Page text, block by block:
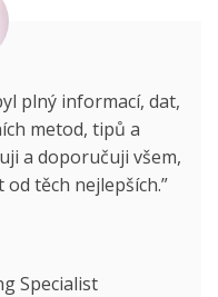
plný informací, dat,
metod, tipů a
a doporučuji všem,
těch nejlepších.”
Specialist